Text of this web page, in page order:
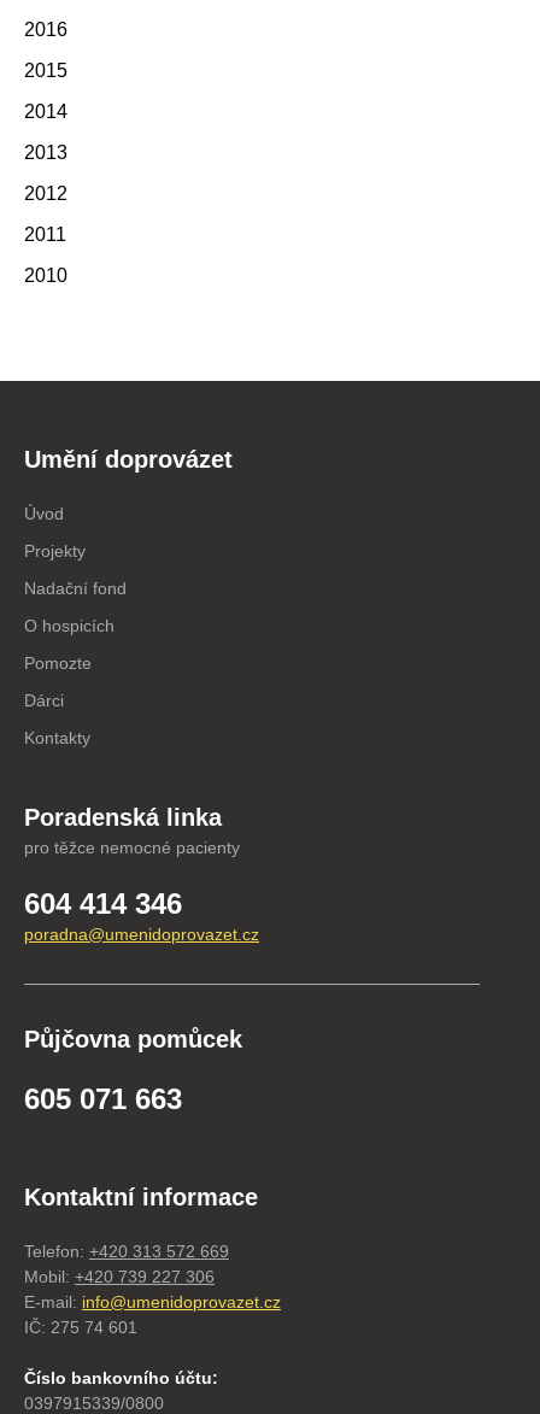
2016
2015
2014
2013
2012
2011
2010
Umění doprovázet
Úvod
Projekty
Nadační fond
O hospicích
Pomozte
Dárci
Kontakty
Poradenská linka
pro těžce nemocné pacienty
604 414 346
poradna@umenidoprovazet.cz
Půjčovna pomůcek
605 071 663
Kontaktní informace
Telefon: +420 313 572 669
Mobil: +420 739 227 306
E-mail: info@umenidoprovazet.cz
IČ: 275 74 601
Číslo bankovního účtu:
0397915339/0800